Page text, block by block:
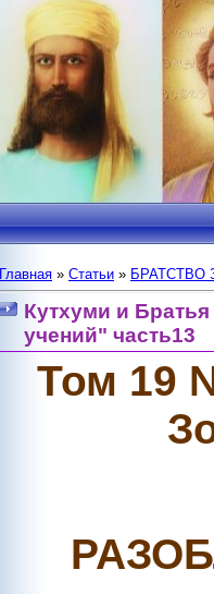
Главная » Статьи » БРАТСТВО
Кутхуми и
учений" часть13
Том 19